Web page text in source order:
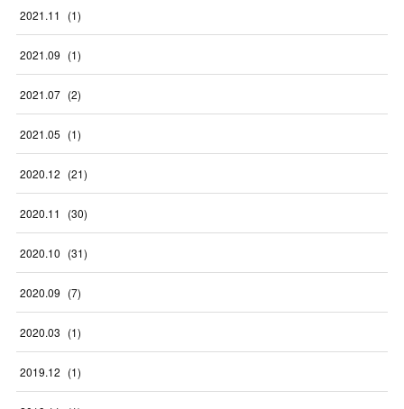
2021.11 (1)
2021.09 (1)
2021.07 (2)
2021.05 (1)
2020.12 (21)
2020.11 (30)
2020.10 (31)
2020.09 (7)
2020.03 (1)
2019.12 (1)